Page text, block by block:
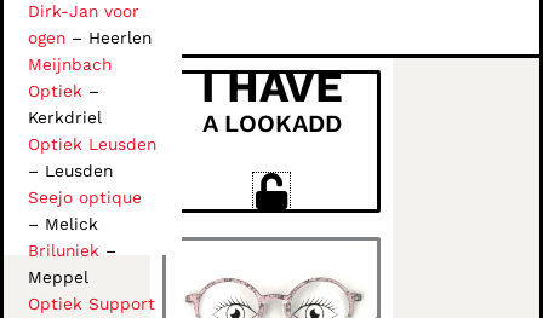
Dirk-Jan voor
ogen – Heerlen
Meijnbach
Optiek –
Kerkdriel
Optiek Leusden
– Leusden
Seejo optique
– Melick
Briluniek –
Meppel
Optiek Support
I HAVE
A LOOKADD